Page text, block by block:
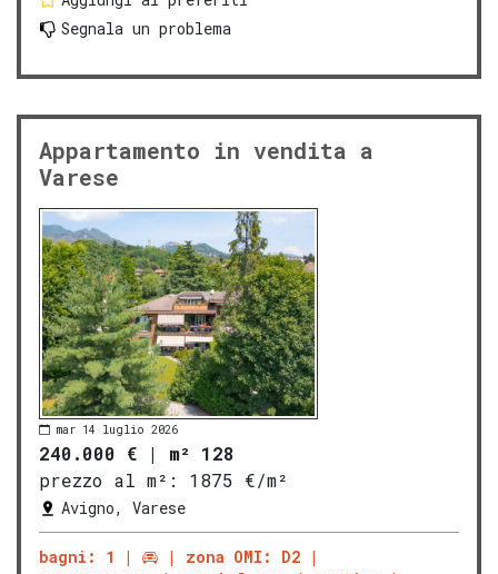
Segnala un problema
Appartamento in vendita a
Varese
mar 14 luglio 2026
240.000 € | m² 128
prezzo al m²:
1875 €/m²
Avigno, Varese
bagni: 1
zona OMI: D2